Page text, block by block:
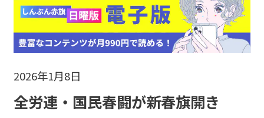
2026年1月8日
全労連・国民春闘が新春旗開き